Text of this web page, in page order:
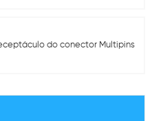
do conector Multipins